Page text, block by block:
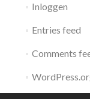
Inloggen
Entries feed
Comments